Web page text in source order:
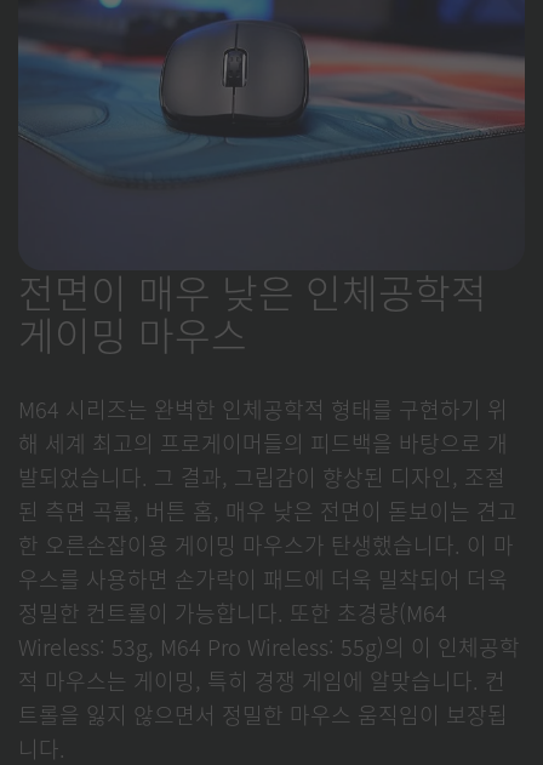
전면이 매우 낮은 인체공학적
게이밍 마우스
M64 시리즈는 완벽한 인체공학적 형태를 구현하기 위
해 세계 최고의 프로게이머들의 피드백을 바탕으로 개
발되었습니다. 그 결과, 그립감이 향상된 디자인, 조절
된 측면 곡률, 버튼 홈, 매우 낮은 전면이 돋보이는 견고
한 오른손잡이용 게이밍 마우스가 탄생했습니다. 이 마
우스를 사용하면 손가락이 패드에 더욱 밀착되어 더욱
정밀한 컨트롤이 가능합니다. 또한 초경량(M64
Wireless: 53g, M64 Pro Wireless: 55g)의 이 인체공학
적 마우스는 게이밍, 특히 경쟁 게임에 알맞습니다. 컨
트롤을 잃지 않으면서 정밀한 마우스 움직임이 보장됩
니다.